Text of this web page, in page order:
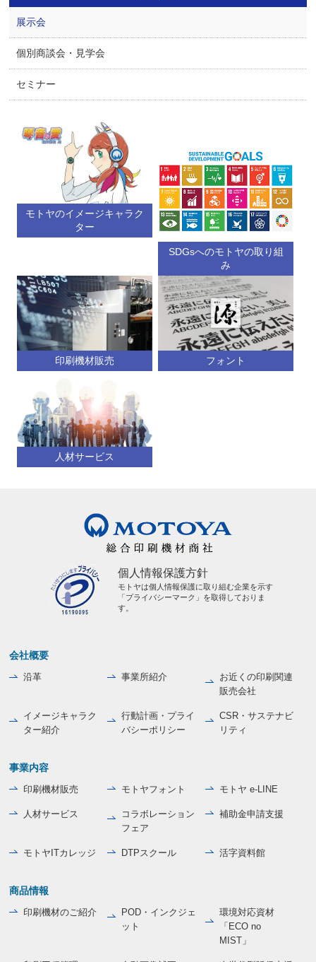
展示会
個別商談会・見学会
セミナー
モトヤのイメージキャラク
ター
SDGsへのモトヤの取り組
み
印刷機材販売 フォント
人材サービス
個人情報保護方針
モトヤは個人情報保護に取り組む企業を示す
「プライバシーマーク」を取得しておりま
す。
会社概要
沿革 事業所紹介
お近くの印刷関連
販売会社
イメージキャラク
ター紹介
行動計画・プライ
バシーポリシー
CSR・サステナビ
リティ
事業内容
印刷機材販売 モトヤフォント モトヤ e-LINE
人材サービス
コラボレーション
フェア
補助金申請支援
モトヤITカレッジ DTPスクール 活字資料館
商品情報
印刷機材のご紹介
POD・インクジェ
ット
環境対応資材
「ECO no
MIST」